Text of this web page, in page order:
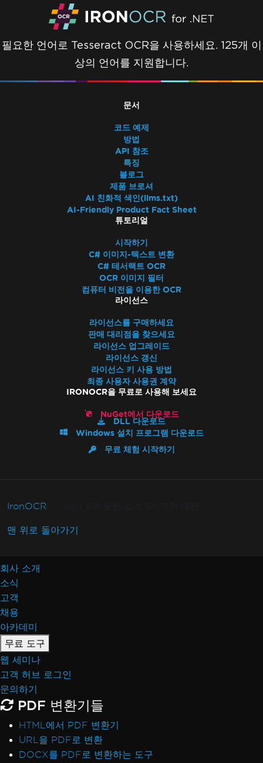
필요한 언어로 Tesseract OCR을 사용하세요. 125개 이
상의 언어를 지원합니다.
문서
코드 예제
방법
API 참조
특징
블로그
제품 브로셔
AI 친화적 색인(llms.txt)
AI-Friendly Product Fact Sheet
튜토리얼
시작하기
C# 이미지-텍스트 변환
C# 테서랙트 OCR
OCR 이미지 필터
컴퓨터 비전을 이용한 OCR
라이선스
라이선스를 구매하세요
판매 대리점을 찾으세요
라이선스 업그레이드
라이선스 갱신
라이선스 키 사용 방법
최종 사용자 사용권 계약
IRONOCR을 무료로 사용해 보세요
NuGet에서 다운로드
DLL 다운로드
Windows 설치 프로그램 다운로드
무료 체험 시작하기
IronOCR
맨 위로 돌아가기
회사 소개
소식
고객
채용
아카데미
무료 도구
웹 세미나
고객 허브 로그인
문의하기
PDF 변환기들
HTML에서 PDF 변환기
URL을 PDF로 변환
DOCX를 PDF로 변환하는 도구